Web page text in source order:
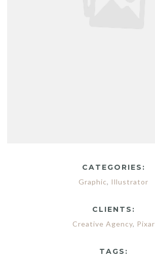
CATEGORIES:
Graphic, Illustrator
CLIENTS:
Creative Agency, Pixar
TAGS: